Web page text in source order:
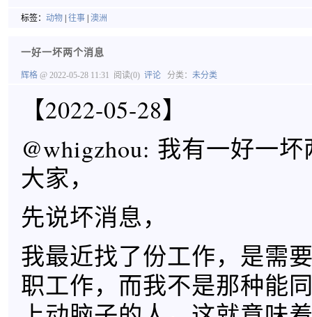
标签： 动物 往事 澳洲
一好一坏两个消息
辉格 @ 2022-05-28 11:31 阅读(0) 评论 分类： 未分类
【2022-05-28】
@whigzhou: 我有一好一
大家，
先说坏消息，
我最近找了份工作，是需
职工作，而我不是那种能